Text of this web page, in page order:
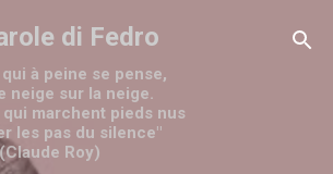
ai contenuti principali
di Fedro
à peine se pense,
neige sur la neige.
marchent pieds nus
les pas du silence"
(Claude Roy)